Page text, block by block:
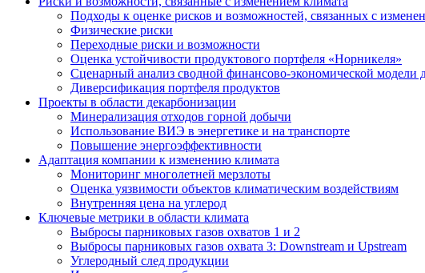
Подходы к оценке рисков и возможностей, связанных с
Физические риски
Переходные риски и возможности
Оценка устойчивости продуктового портфеля «Норникеля»
Сценарный анализ сводной финансово-экономической модели
Диверсификация портфеля продуктов
Проекты в области декарбонизации
Минерализация отходов горной добычи
Использование ВИЭ в энергетике и на транспорте
Повышение энергоэффективности
Адаптация компании к изменению климата
Мониторинг многолетней мерзлоты
Оценка уязвимости объектов климатическим воздействиям
Внутренняя цена на углерод
Ключевые метрики в области климата
Выбросы парниковых газов охватов 1 и 2
Выбросы парниковых газов охвата 3: Downstream и Upstream
Углеродный след продукции